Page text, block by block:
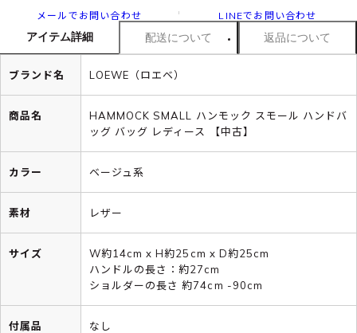
メールでお問い合わせ LINEでお問い合わせ
アイテム詳細 配送について 返品について
ブランド名 LOEWE（ロエベ）
商品名
HAMMOCK SMALL ハンモック スモール ハンドバ
ッグ バッグ レディース 【中古】
カラー ベージュ系
素材 レザー
サイズ
W約14cm x H約25cm x D約25cm
ハンドルの長さ：約27cm
ショルダーの長さ 約74cm -90cm
付属品
なし